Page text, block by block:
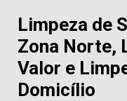
Limpeza de
Zona Norte,
Valor e
Domicílio